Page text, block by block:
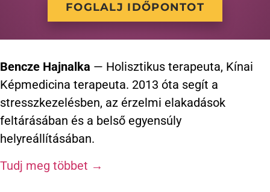
FOGLALJ IDŐPONTOT
Bencze Hajnalka — Holisztikus terapeuta, Kínai
Képmedicina terapeuta. 2013 óta segít a
stresszkezelésben, az érzelmi elakadások
feltárásában és a belső egyensúly
helyreállításában.
Tudj meg többet →